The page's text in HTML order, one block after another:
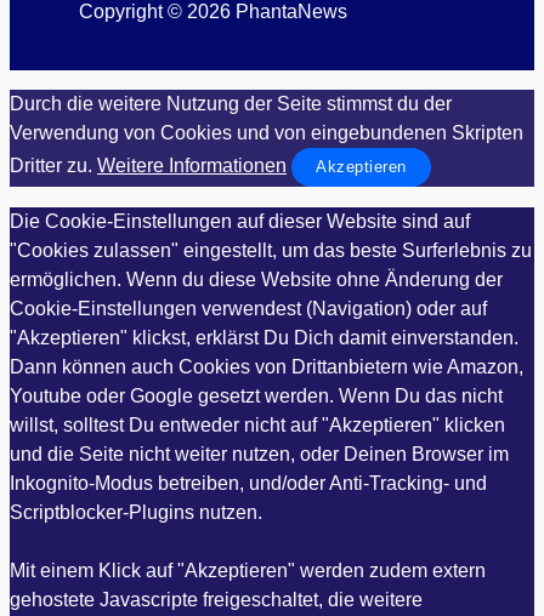
Copyright © 2026 PhantaNews
Durch die weitere Nutzung der Seite stimmst du der
Verwendung von Cookies und von eingebundenen Skripten
Dritter zu. Weitere Informationen Akzeptieren
Die Cookie-Einstellungen auf dieser Website sind auf
"Cookies zulassen" eingestellt, um das beste Surferlebnis zu
ermöglichen. Wenn du diese Website ohne Änderung der
Cookie-Einstellungen verwendest (Navigation) oder auf
"Akzeptieren" klickst, erklärst Du Dich damit einverstanden.
Dann können auch Cookies von Drittanbietern wie Amazon,
Youtube oder Google gesetzt werden. Wenn Du das nicht
willst, solltest Du entweder nicht auf "Akzeptieren" klicken
und die Seite nicht weiter nutzen, oder Deinen Browser im
Inkognito-Modus betreiben, und/oder Anti-Tracking- und
Scriptblocker-Plugins nutzen.
Mit einem Klick auf "Akzeptieren" werden zudem extern
gehostete Javascripte freigeschaltet, die weitere